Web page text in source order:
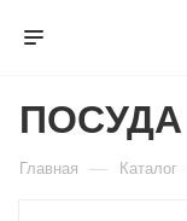
ПОСУДА
Главная — Каталог